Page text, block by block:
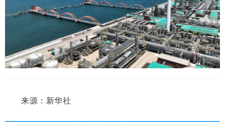
来源：新华社